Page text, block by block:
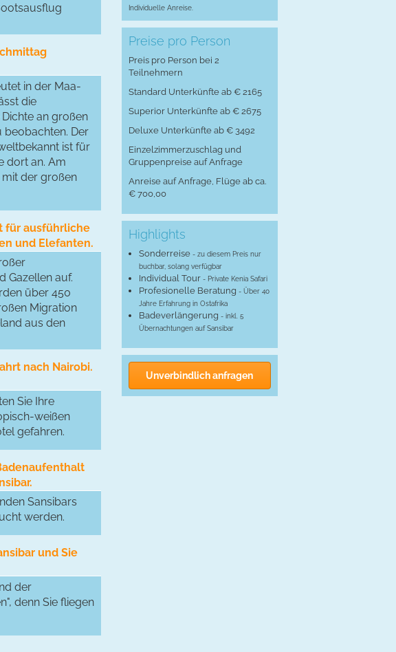
in der Maa-
die
an großen
beobachten. Der
ist für
dort an. Am
der großen
für ausführliche
und Elefanten.
Gazellen auf.
über 450
Migration
aus den
nach Nairobi.
Sie Ihre
weißen
gefahren.
Sansibars
werden.
und Sie
der
denn Sie fliegen
Individuelle Anreise.
Preise pro Person
Preis pro Person bei 2
Teilnehmern
Standard Unterkünfte ab € 2165
Superior Unterkünfte ab € 2675
Deluxe Unterkünfte ab € 3492
Einzelzimmerzuschlag und
Gruppenpreise auf Anfrage
Anreise auf Anfrage, Flüge ab ca.
€ 700,00
Highlights
Sonderreise - zu diesem Preis nur
buchbar, solang verfügbar
Individual Tour - Private Kenia Safari
Profesionelle Beratung - Über 40
Jahre Erfahrung in Ostafrika
Badeverlängerung - inkl. 5
Übernachtungen auf Sansibar
Unverbindlich anfragen